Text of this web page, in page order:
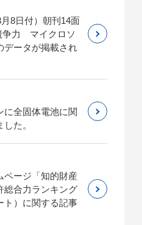
8日付）朝刊14面
争力 マイクロソ
データが掲載され
に全固体電池に関
た。
ページ「知的財産
総合力ランキング
ト）に関する記事